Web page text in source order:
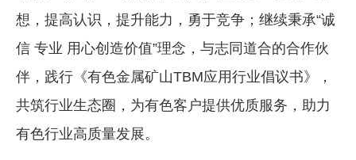
想，提高认识，提升能力，勇于竞争；继续秉承“诚
信 专业 用心创造价值”理念，与志同道合的合作伙
伴，践行《有色金属矿山TBM应用行业倡议书》，
共筑行业生态圈，为有色客户提供优质服务，助力
有色行业高质量发展。